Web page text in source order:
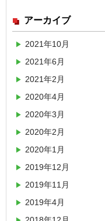
アーカイブ
2021年10月
2021年6月
2021年2月
2020年4月
2020年3月
2020年2月
2020年1月
2019年12月
2019年11月
2019年4月